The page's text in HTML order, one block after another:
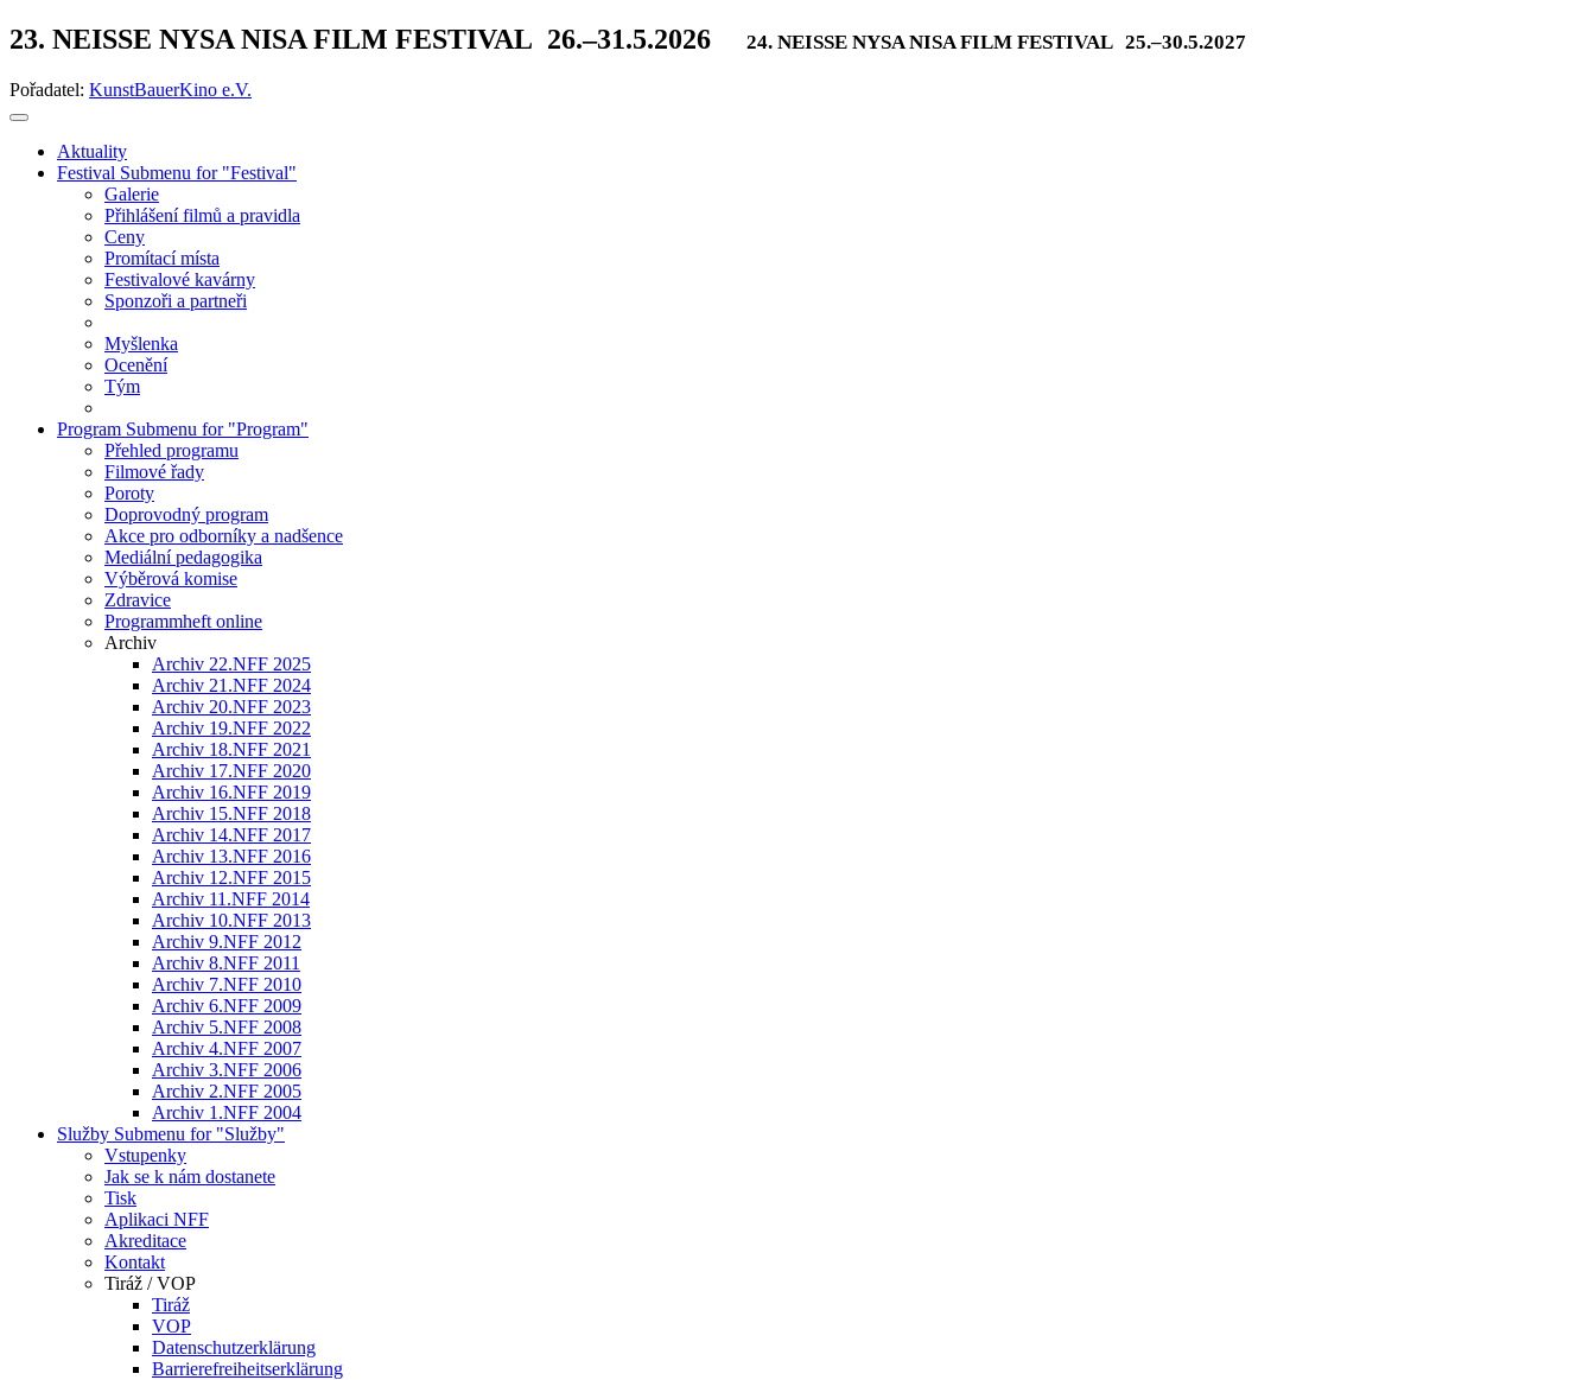
23. NEISSE NYSA NISA FILM FESTIVAL 26.–31.5.2026 24. NEISSE NYSA NISA FILM FESTIVAL 25.–30.5.2027
Pořadatel: KunstBauerKino e.V.
Aktuality
Festival Submenu for "Festival"
Galerie
Přihlášení filmů a pravidla
Ceny
Promítací místa
Festivalové kavárny
Sponzoři a partneři
Myšlenka
Ocenění
Tým
Program Submenu for "Program"
Přehled programu
Filmové řady
Poroty
Doprovodný program
Akce pro odborníky a nadšence
Mediální pedagogika
Výběrová komise
Zdravice
Programmheft online
Archiv
Archiv 22.NFF 2025
Archiv 21.NFF 2024
Archiv 20.NFF 2023
Archiv 19.NFF 2022
Archiv 18.NFF 2021
Archiv 17.NFF 2020
Archiv 16.NFF 2019
Archiv 15.NFF 2018
Archiv 14.NFF 2017
Archiv 13.NFF 2016
Archiv 12.NFF 2015
Archiv 11.NFF 2014
Archiv 10.NFF 2013
Archiv 9.NFF 2012
Archiv 8.NFF 2011
Archiv 7.NFF 2010
Archiv 6.NFF 2009
Archiv 5.NFF 2008
Archiv 4.NFF 2007
Archiv 3.NFF 2006
Archiv 2.NFF 2005
Archiv 1.NFF 2004
Služby Submenu for "Služby"
Vstupenky
Jak se k nám dostanete
Tisk
Aplikaci NFF
Akreditace
Kontakt
Tiráž / VOP
Tiráž
VOP
Datenschutzerklärung
Barrierefreiheitserklärung